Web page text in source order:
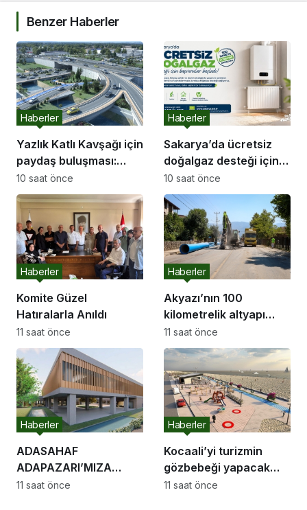
Benzer Haberler
Yazlık Katlı Kavşağı için
paydaş buluşması:
“İletişim kanallarımız
hep açık olacak”
Haberler
10 saat önce
Sakarya’da ücretsiz
doğalgaz desteği için
başvurular başladı
Haberler
10 saat önce
Komite Güzel
Hatıralarla Anıldı
Haberler
11 saat önce
Akyazı’nın 100
kilometrelik altyapı
hattı için saha
çalışmaları başladı
Haberler
11 saat önce
ADASAHAF
ADAPAZARI’MIZA
HAYIRLI OLSUN
Haberler
11 saat önce
Kocaali’yi turizmin
gözbebeği yapacak
sahil projelerini ilk kez
Haberler
11 saat önce